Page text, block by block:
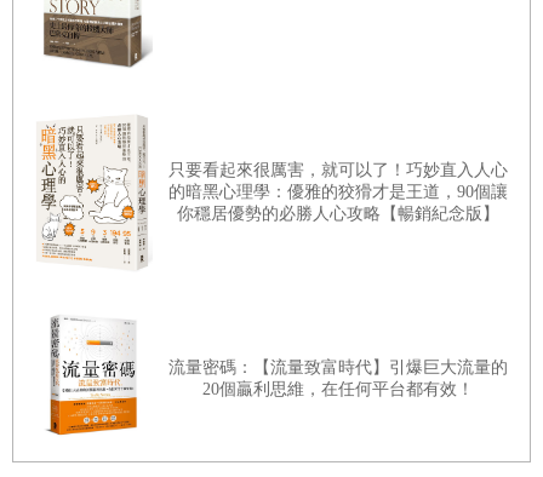
全貌。」
用鍥而不捨的談判累積成果──把猶太人的「漸進主
義」運用在工作上
✡ 底波拉的戰爭
✡ 手、腳、眼睛與嘴巴，誰最了不起？
「嘴巴」才是最強大的武器──磨練自己的簡報能力
人。
經歷如此歷史悲劇，猶太人之所以得以克服困境並存活
存戒律。無論遇到任何困難，猶太人總是能從這些經典中尋
求應對進退及決策的建議，而他們所做的判斷，總是正確又
安全無虞。
為了生存、為了每一天的幸福，猶太人總是在學習《希
生方向指南針。日本出版了相當多工具書，但《希伯來聖
經》和《塔木德》並非最近才完成的作品。尤其是前者，雖
然已是數千年前的著作，但至今依舊在全世界維持暢銷書籍
的冠軍地位。以色列的益智節目若將《塔木德》全三十多冊
的書籍作為冠軍獎品，肯定會大受歡迎。
只要看起來很厲害，就可以了！巧妙直入人心
的暗黑心理學：優雅的狡猾才是王道，90個讓
你穩居優勢的必勝人心攻略【暢銷紀念版】
流量密碼：【流量致富時代】引爆巨大流量的
20個贏利思維，在任何平台都有效！